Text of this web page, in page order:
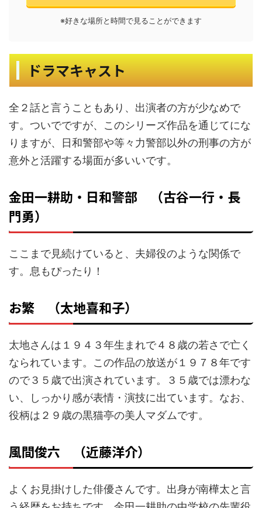
※好きな場所と時間で見ることができます
ドラマキャスト
全２話と言うこともあり、出演者の方が少なめで
す。ついでですが、このシリーズ作品を通じてにな
りますが、日和警部や等々力警部以外の刑事の方が
意外と活躍する場面が多いいです。
金田一耕助・日和警部 （古谷一行・長
門勇）
ここまで見続けていると、夫婦役のような関係で
す。息もぴったり！
お繁 （太地喜和子）
太地さんは１９４３年生まれで４８歳の若さで亡く
なられています。この作品の放送が１９７８年です
ので３５歳で出演されています。３５歳では漂わな
い、しっかり感が表情・演技に出ています。なお、
役柄は２９歳の黒猫亭の美人マダムです。
風間俊六 （近藤洋介）
よくお見掛けした俳優さんです。出身が南樺太と言